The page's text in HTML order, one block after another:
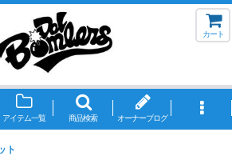
カート
アイテム一覧 商品検索 オーナーブログ
ト